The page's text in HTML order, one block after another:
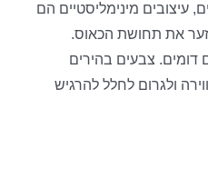
מינימליסטיים הם
את תחושת הכאוס.
דומים. צבעים בהירים
ולגרום לחלל להרגיש